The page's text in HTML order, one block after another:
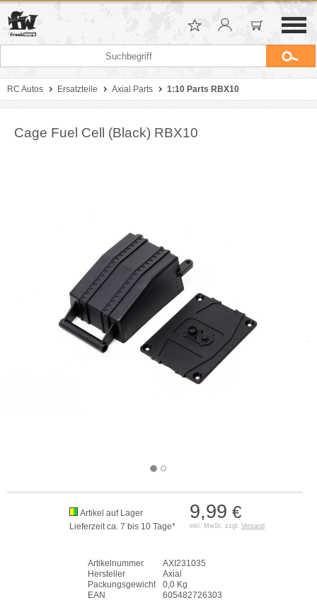
RC Autos Ersatzteile Axial Parts 1:10 Parts RBX10
Cage Fuel Cell (Black) RBX10
9,99 €
inkl. MwSt. zzgl. Versand
Artikel auf Lager
Lieferzeit ca. 7 bis 10 Tage*
Artikelnummer
AXI231035
Hersteller
Axial
Packungsgewicht
0,0 Kg
EAN
605482726303